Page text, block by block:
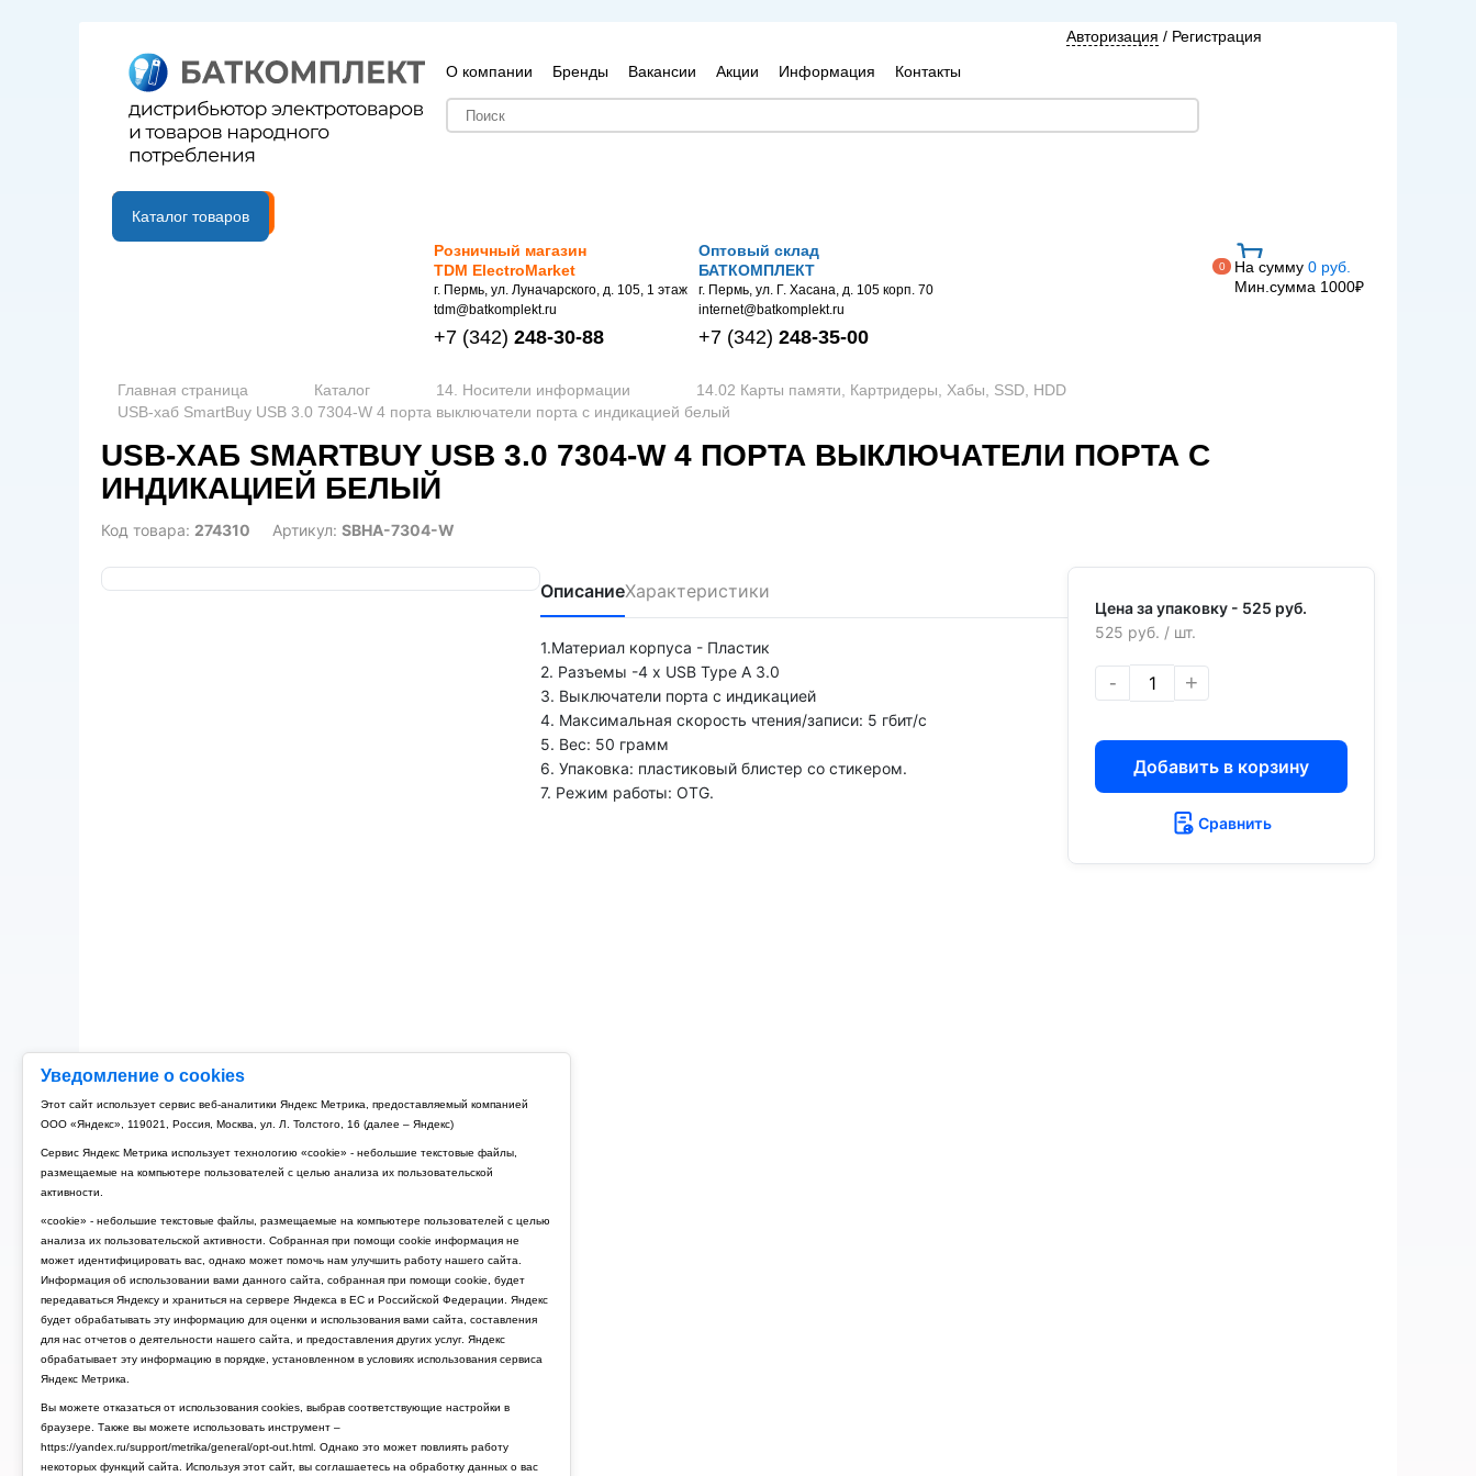
Уведомление о cookies
Этот сайт использует сервис веб-аналитики Яндекс Метрика, предоставляемый компанией
ООО «Яндекс», 119021, Россия, Москва, ул. Л. Толстого, 16 (далее – Яндекс)
Сервис Яндекс Метрика использует технологию «cookie» - небольшие текстовые файлы,
размещаемые на компьютере пользователей с целью анализа их пользовательской
активности.
«cookie» - небольшие текстовые файлы, размещаемые на компьютере пользователей с целью
анализа их пользовательской активности. Собранная при помощи cookie информация не
может идентифицировать вас, однако может помочь нам улучшить работу нашего сайта.
Информация об использовании вами данного сайта, собранная при помощи cookie, будет
передаваться Яндексу и храниться на сервере Яндекса в ЕС и Российской Федерации. Яндекс
будет обрабатывать эту информацию для оценки и использования вами сайта, составления
для нас отчетов о деятельности нашего сайта, и предоставления других услуг. Яндекс
обрабатывает эту информацию в порядке, установленном в условиях использования сервиса
Яндекс Метрика.
Вы можете отказаться от использования cookies, выбрав соответствующие настройки в
браузере. Также вы можете использовать инструмент –
https://yandex.ru/support/metrika/general/opt-out.html. Однако это может повлиять работу
некоторых функций сайта. Используя этот сайт, вы соглашаетесь на обработку данных о вас
О компании Бренды Вакансии Акции Информация Контакты
Авторизация / Регистрация
B2B портал
Каталог товаров
Розничный магазин
TDM ElectroMarket
г. Пермь, ул. Луначарского, д. 105, 1 этаж
tdm@batkomplekt.ru
+7 (342) 248-30-88
Оптовый склад
БАТКОМПЛЕКТ
г. Пермь, ул. Г. Хасана, д. 105 корп. 70
internet@batkomplekt.ru
+7 (342) 248-35-00
0 На сумму 0 руб.
Мин.сумма 1000₽
Главная страница Каталог 14. Носители информации
14.02 Карты памяти, Картридеры, Хабы, SSD, HDD
USB-хаб SmartBuy USB 3.0 7304-W 4 порта выключатели порта с индикацией белый
USB-ХАБ SMARTBUY USB 3.0 7304-W 4 ПОРТА ВЫКЛЮЧАТЕЛИ ПОРТА С
ИНДИКАЦИЕЙ БЕЛЫЙ
Код товара: 274310 Артикул: SBHA-7304-W
ОписаниеХарактеристики
1.Материал корпуса - Пластик
2. Разъемы -4 х USB Type A 3.0
3. Выключатели порта с индикацией
4. Максимальная скорость чтения/записи: 5 гбит/с
5. Вес: 50 грамм
6. Упаковка: пластиковый блистер со стикером.
7. Режим работы: OTG.
Цена за упаковку - 525 руб.
525 руб. / шт.
- +
Добавить в корзину
Сравнить